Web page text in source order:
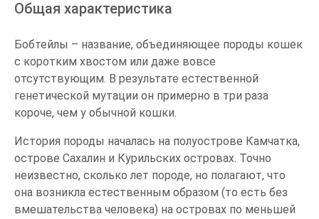
Характер и особенности поведения
Воспитание и дрессировка
Поддержание здоровья
Как ухаживать за курильским бобтейлом?
Чем и как правильно кормить курильского
бобтейла?
На что обратить внимание при выборе
котенка?
Общая характеристика
Бобтейлы – название, объединяющее породы кошек
с коротким хвостом или даже вовсе
отсутствующим. В результате естественной
генетической мутации он примерно в три раза
короче, чем у обычной кошки.
История породы началась на полуострове Камчатка,
острове Сахалин и Курильских островах. Точно
неизвестно, сколько лет породе, но полагают, что
она возникла естественным образом (то есть без
вмешательства человека) на островах по меньшей